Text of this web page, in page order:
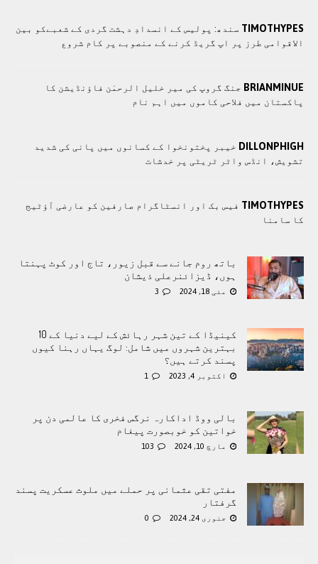
TIMOTHYPES سندھ: پوليس کے انسدادِ دہشت گردی کے شعبےکو بین
الاقوامی طرز پر اپ گریڈ کرنے کے منصوبے پر کام شروع
BRIANMINUE جنگ گروپ کی میر خلیل الرحمٰن فاؤنڈیشن کا
پاکستان میں فلاحی کاموں ميں اہم نام
DILLONPHIGH خیبر پختونخوا کے کسانوں میں پانی کی شدید
تشویش، انڈس واٹر ٹریٹی پر خدشات
TIMOTHYPES فیس بک اور انسٹاگرام صارفین کو عارضی آؤٹیج
کا سامنا
باتھ روم جانے سے قبل زیور، تاج اور کوٹ پہنتا
ہوں، ڈیزائنرعلی ذیشان
مئی 18, 2024 3
کینیڈا کے تین شہر رہائش کے لیے دنیا کے 10
بہترین شہروں میں شامل: لوگ یہاں رہنا کیوں
پسند کرتے ہیں؟
اکتوبر 4, 2023 1
بالی ووڈ اداکارہ نرگس فخری کا عالمی دن پر
خواتین کو خوبصورت پیغام
مارچ 10, 2024 103
مفتی تقی عثمانی پر حملے میں ملوث عسکریت پسند
گرفتار
جنوری 24, 2024 0